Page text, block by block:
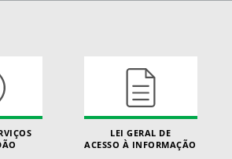
LEI GERAL DE
ACESSO À INFORMAÇÃO